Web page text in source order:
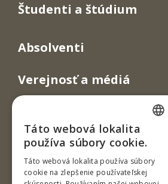
Študenti a štúdium
Absolventi
Verejnosť a médiá
Táto webová lokalita
používa súbory cookie.
Táto webová lokalita používa súbory
cookie na zlepšenie používateľskej